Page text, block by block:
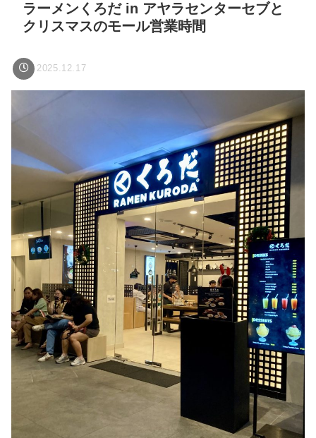
ラーメンくろだ in アヤラセンターセブと
クリスマスのモール営業時間
2025.12.17